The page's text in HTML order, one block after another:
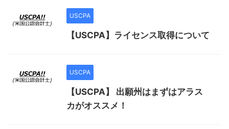
USCPA
【USCPA】ライセンス取得について
USCPA
【USCPA】 出願州はまずはアラス
カがオススメ！